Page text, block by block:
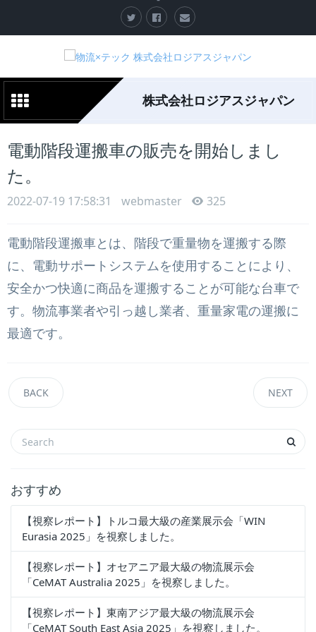
株式会社ロジアスジャパン
電動階段運搬車の販売を開始しまし
た。
2022-07-19 17:58:31 webmaster 325
電動階段運搬車とは、階段で重量物を運搬する際
に、電動サポートシステムを使用することにより、
安全かつ快適に商品を運搬することが可能な台車で
す。物流事業者や引っ越し業者、重量家電の運搬に
最適です。
BACK NEXT
おすすめ
【視察レポート】トルコ最大級の産業展示会「WIN
Eurasia 2025」を視察しました。
【視察レポート】オセアニア最大級の物流展示会
「CeMAT Australia 2025」を視察しました。
【視察レポート】東南アジア最大級の物流展示会
「CeMAT South East Asia 2025」を視察しました。